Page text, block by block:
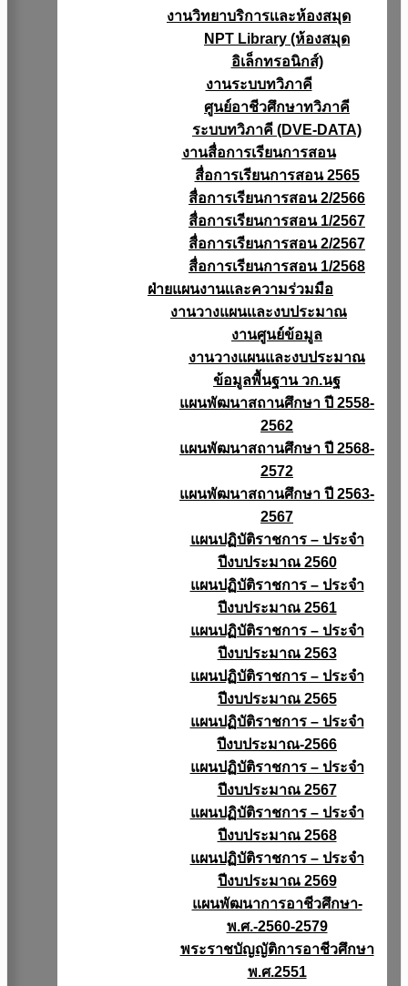
งานวิทยาบริการเเละห้องสมุด
NPT Library (ห้องสมุด
อิเล็กทรอนิกส์)
งานระบบทวิภาคี
ศูนย์อาชีวศึกษาทวิภาคี
ระบบทวิภาคี (DVE-DATA)
งานสื่อการเรียนการสอน
สื่อการเรียนการสอน 2565
สื่อการเรียนการสอน 2/2566
สื่อการเรียนการสอน 1/2567
สื่อการเรียนการสอน 2/2567
สื่อการเรียนการสอน 1/2568
ฝ่ายแผนงานเเละความร่วมมือ
งานวางแผนเเละงบประมาณ
งานศูนย์ข้อมูล
งานวางแผนและงบประมาณ
ข้อมูลพื้นฐาน วก.นฐ
แผนพัฒนาสถานศึกษา ปี 2558-
2562
แผนพัฒนาสถานศึกษา ปี 2568-
2572
แผนพัฒนาสถานศึกษา ปี 2563-
2567
แผนปฏิบัติราชการ – ประจำ
ปีงบประมาณ 2560
แผนปฏิบัติราชการ – ประจำ
ปีงบประมาณ 2561
แผนปฏิบัติราชการ – ประจำ
ปีงบประมาณ 2563
แผนปฏิบัติราชการ – ประจำ
ปีงบประมาณ 2565
แผนปฏิบัติราชการ – ประจำ
ปีงบประมาณ-2566
แผนปฏิบัติราชการ – ประจำ
ปีงบประมาณ 2567
แผนปฏิบัติราชการ – ประจำ
ปีงบประมาณ 2568
แผนปฏิบัติราชการ – ประจำ
ปีงบประมาณ 2569
แผนพัฒนาการอาชีวศึกษา-
พ.ศ.-2560-2579
พระราชบัญญัติการอาชีวศึกษา
พ.ศ.2551